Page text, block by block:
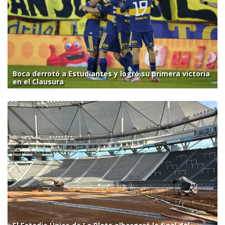
Boca derrotó a Estudiantes y logró su primera victoria
en el Clausura